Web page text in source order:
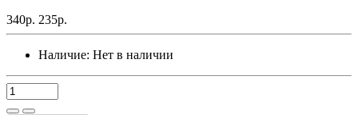
340р. 235р.
Наличие: Нет в наличии